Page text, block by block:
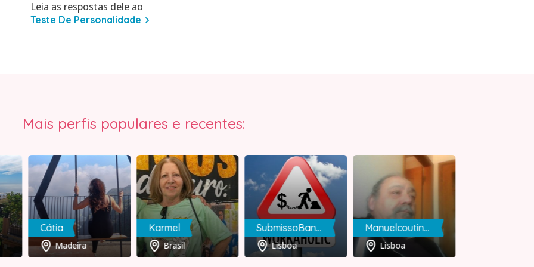
Leia as respostas dele ao
Teste De Personalidade
Mais perfis populares e recentes:
Cátia
Madeira
Karmel
Brasil
SubmissoBankaRAINHAreal
Lisboa
Manuelcoutinho
Lisboa